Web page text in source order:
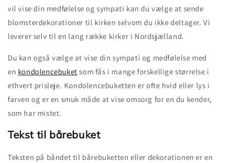
vil vise din medfølelse og sympati kan du vælge at sende
blomsterdekorationer til kirken selvom du ikke deltager. Vi
leverer selv til en lang række kirker i Nordsjælland.
Du kan også vælge at vise din sympati og medfølelse med
en kondolencebuket som fås i mange forskellige størrelse i
ethvert prisleje. Kondolencebuketten er ofte hvid eller lys i
farven og er en smuk måde at vise omsorg for en du kender,
som har mistet.
Tekst til bårebuket
Teksten på båndet til bårebuketten eller dekorationen er en